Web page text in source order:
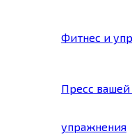
Фитнес и
Пресс
упражнения